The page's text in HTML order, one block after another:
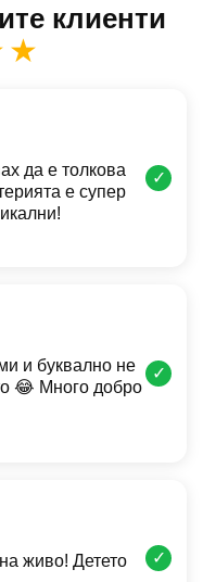
клиенти
да е толкова
е супер
✓
и буквално не
😂 Много добро
✓
живо! Детето
✓